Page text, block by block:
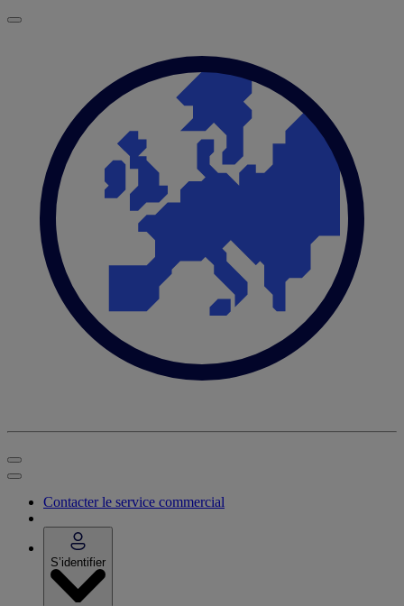
Contacter le service commercial
S’identifier